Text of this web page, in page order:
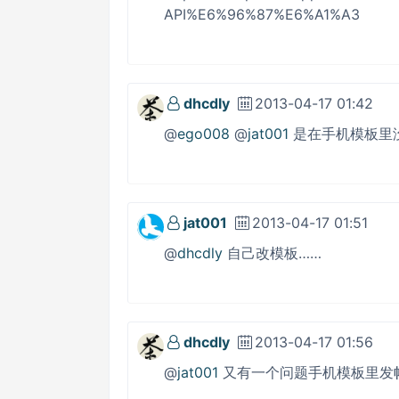
API%E6%96%87%E6%A1%A3
dhcdly
2013-04-17 01:42
@ego008 @jat001 是在手机模板里
jat001
2013-04-17 01:51
@dhcdly 自己改模板……
dhcdly
2013-04-17 01:56
@jat001 又有一个问题手机模板里